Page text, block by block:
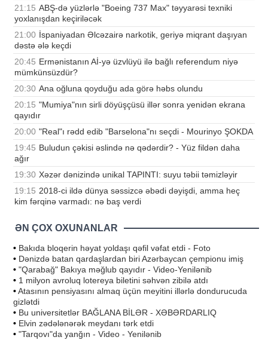
21:15 ABŞ-də yüzlərlə "Boeing 737 Max" təyyarəsi texniki
yoxlanışdan keçiriləcək
21:00 İspaniyadan Əlcəzairə narkotik, geriyə miqrant daşıyan
dəstə ələ keçdi
20:45 Ermənistanın Aİ-yə üzvlüyü ilə bağlı referendum niyə
mümkünsüzdür?
20:30 Ana oğluna qoyduğu ada görə həbs olundu
20:15 "Mumiya"nın sirli döyüşçüsü illər sonra yenidən ekrana
qayıdır
20:00 "Real"ı rədd edib "Barselona"nı seçdi - Mourinyo ŞOKDA
19:45 Buludun çəkisi əslində nə qədərdir? - Yüz fildən daha
ağır
19:30 Xəzər dənizində unikal TAPINTI: suyu təbii təmizləyir
19:15 2018-ci ildə dünya səssizcə əbədi dəyişdi, amma heç
kim fərqinə varmadı: nə baş verdi
ƏN ÇOX OXUNANLAR
• Bakıda bloqerin həyat yoldaşı qəfil vəfat etdi - Foto
• Dənizdə batan qardaşlardan biri Azərbaycan çempionu imiş
• "Qarabağ" Bakıya məğlub qayıdır - Video-Yenilənib
• 1 milyon avroluq lotereya biletini səhvən zibilə atdı
•Atasının pensiyasını almaq üçün meyitini illərlə dondurucuda
gizlətdi
• Bu universitetlər BAĞLANA BİLƏR - XƏBƏRDARLIQ
• Elvin zədələnərək meydanı tərk etdi
• "Tarqovı"da yanğın - Video - Yenilənib